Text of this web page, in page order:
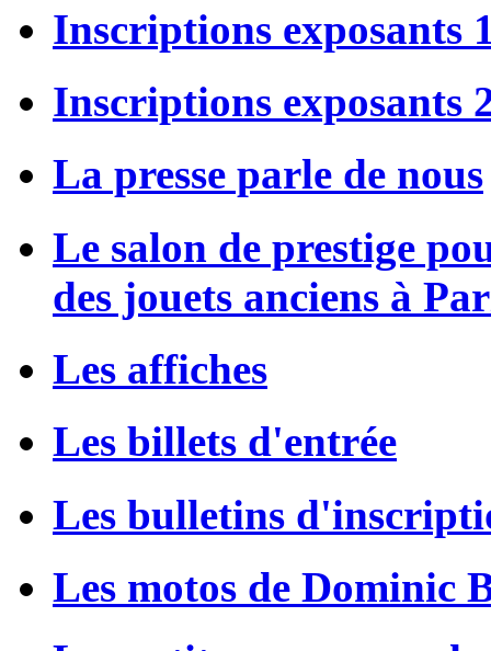
Inscriptions exposants
Inscriptions exposants
La presse parle de nous
Le salon de prestige
des jouets anciens à
Les affiches
Les billets d'entrée
Les bulletins
Les motos de Dominic